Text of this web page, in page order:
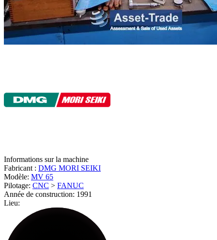
Informations sur la machine
Fabricant : DMG MORI SEIKI
Modèle: MV 65
Pilotage: CNC > FANUC
Année de construction: 1991
Lieu: